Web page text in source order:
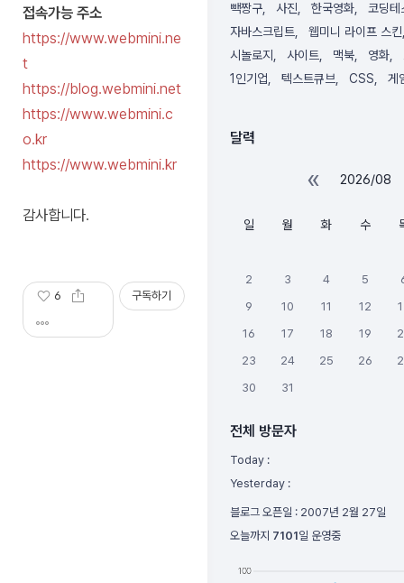
만
의
포
스
룸
서
신
니
접속가능 주소
https://www.webmini.ne
t
https://blog.webmini.net
https://www.webmini.c
o.kr
https://www.webmini.kr
감사합니다.
6 구독하기
빽짱구
사진 한국영화
코딩테
자바스크립트
웹미니 라이프 스킨
시놀로지
사이트 맥북 영화
1인기업
텍스트큐브 CSS 게
달력
« 2026/08
일 월 화 수
2 3 4 5
9
10 11 12
16
17 18 19
23
24 25 26
30
31
전체 방문자
Today :
Yesterday :
블로그 오픈일 : 2007년 2월 27일
오늘까지 7101일 운영중